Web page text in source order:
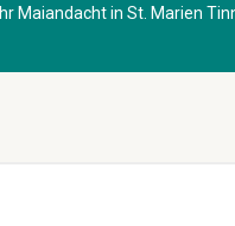
Maiandacht in St. Marien